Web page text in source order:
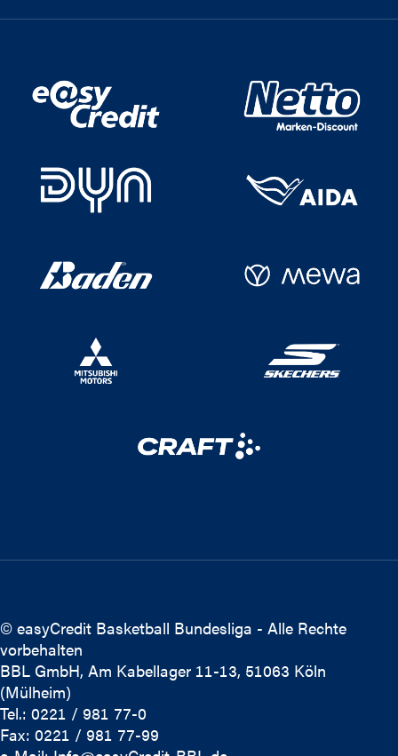
© easyCredit Basketball Bundesliga - Alle Rechte
vorbehalten
BBL GmbH, Am Kabellager 11-13, 51063 Köln
(Mülheim)
Tel.: 0221 / 981 77-0
Fax: 0221 / 981 77-99